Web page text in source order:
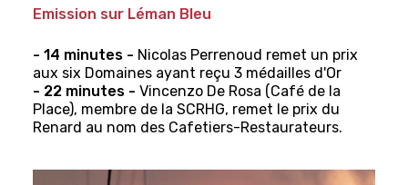
Emission sur Léman Bleu
- 14 minutes - Nicolas Perrenoud remet un prix
aux six Domaines ayant reçu 3 médailles d'Or
- 22 minutes - Vincenzo De Rosa (Café de la
Place), membre de la SCRHG, remet le prix du
Renard au nom des Cafetiers-Restaurateurs.